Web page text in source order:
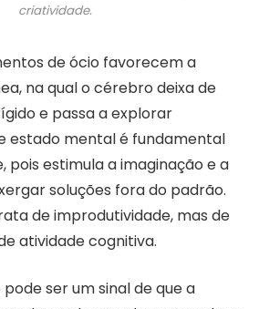
criatividade.
de ócio favorecem a
na qual o cérebro deixa de
e passa a explorar
estado mental é fundamental
pois estimula a imaginação e a
soluções fora do padrão.
de improdutividade, mas de
atividade cognitiva.
ser um sinal de que a